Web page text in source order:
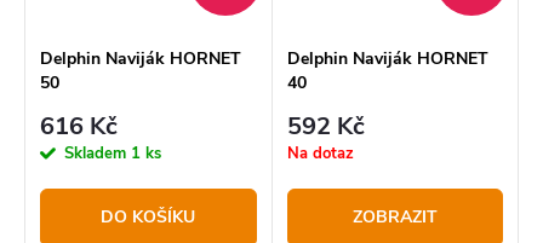
Delphin Naviják HORNET
50
616 Kč
Skladem 1 ks
DO KOŠÍKU
Delphin Naviják HORNET
40
592 Kč
Na dotaz
ZOBRAZIT